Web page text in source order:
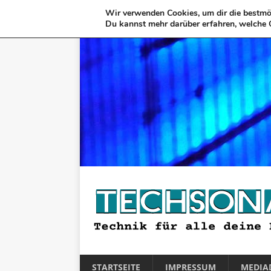
STARTSEITE IMPRESSUM
Wir verwenden Cookies, um dir die
Du kannst mehr darüber erfahren,